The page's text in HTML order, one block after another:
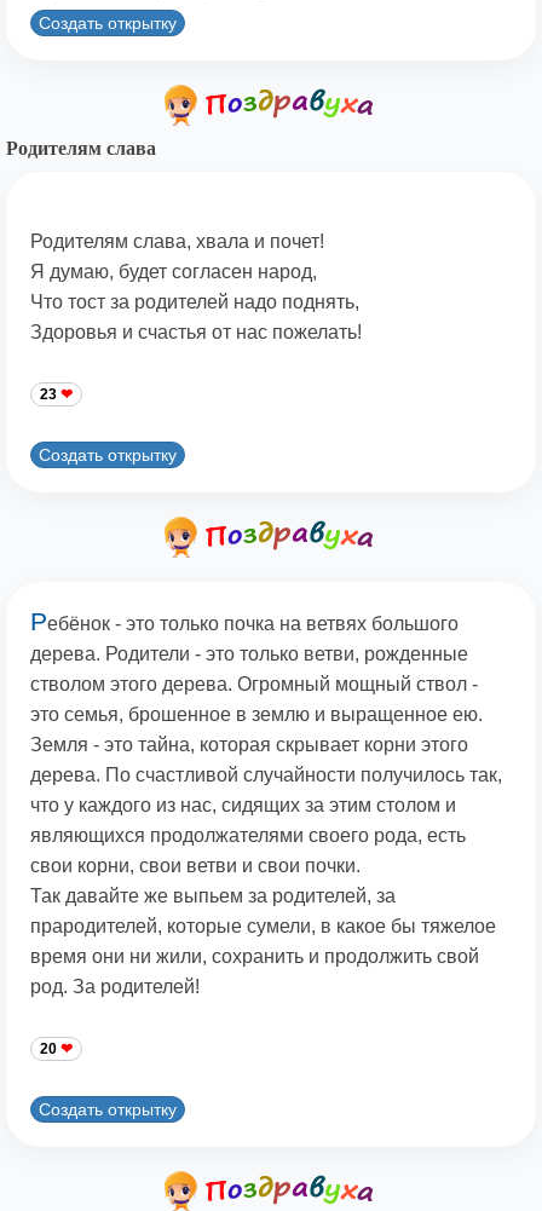
Создать открытку
Родителям слава
Родителям слава, хвала и почет!
Я думаю, будет согласен народ,
Что тост за родителей надо поднять,
Здоровья и счастья от нас пожелать!
23
Создать открытку
Ребёнок - это только почка на ветвях большого
дерева. Родители - это только ветви, рожденные
стволом этого дерева. Огромный мощный ствол -
это семья, брошенное в землю и выращенное ею.
Земля - это тайна, которая скрывает корни этого
дерева. По счастливой случайности получилось так,
что у каждого из нас, сидящих за этим столом и
являющихся продолжателями своего рода, есть
свои корни, свои ветви и свои почки.
Так давайте же выпьем за родителей, за
прародителей, которые сумели, в какое бы тяжелое
время они ни жили, сохранить и продолжить свой
род. За родителей!
20
Создать открытку